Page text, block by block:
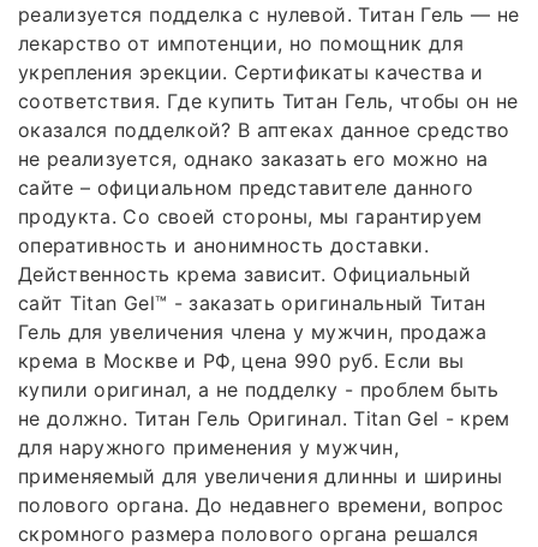
реализуется подделка с нулевой. Титан Гель — не
лекарство от импотенции, но помощник для
укрепления эрекции. Сертификаты качества и
соответствия. Где купить Титан Гель, чтобы он не
оказался подделкой? В аптеках данное средство
не реализуется, однако заказать его можно на
сайте – официальном представителе данного
продукта. Со своей стороны, мы гарантируем
оперативность и анонимность доставки.
Действенность крема зависит. Официальный
сайт Titan Gel™ - заказать оригинальный Титан
Гель для увеличения члена у мужчин, продажа
крема в Москве и РФ, цена 990 руб. Если вы
купили оригинал, а не подделку - проблем быть
не должно. Титан Гель Оригинал. Titan Gel - крем
для наружного применения у мужчин,
применяемый для увеличения длинны и ширины
полового органа. До недавнего времени, вопрос
скромного размера полового органа решался